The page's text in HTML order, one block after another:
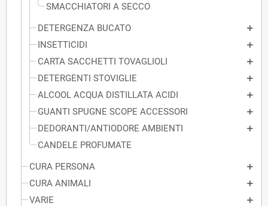
SMACCHIATORI A SECCO
DETERGENZA BUCATO
INSETTICIDI
CARTA SACCHETTI TOVAGLIOLI
DETERGENTI STOVIGLIE
ALCOOL ACQUA DISTILLATA ACIDI
GUANTI SPUGNE SCOPE ACCESSORI
DEDORANTI/ANTIODORE AMBIENTI
CANDELE PROFUMATE
CURA PERSONA
CURA ANIMALI
VARIE